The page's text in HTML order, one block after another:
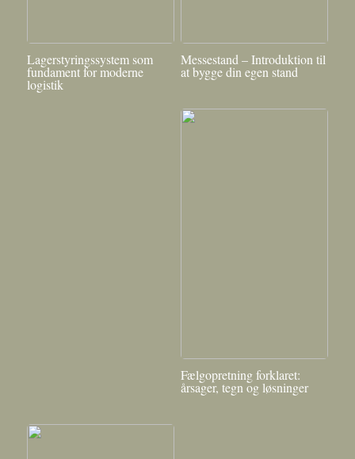
Lagerstyringssystem som
fundament for moderne
logistik
Messestand – Introduktion til
at bygge din egen stand
Fælgopretning forklaret:
årsager, tegn og løsninger